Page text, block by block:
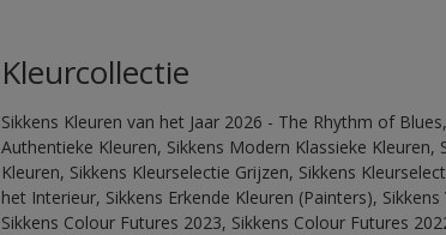
Kleurcollectie
Sikkens Kleuren van het Jaar 2026 - The Rhythm of
Authentieke Kleuren, Sikkens Modern Klassieke Kleuren,
Kleuren, Sikkens Kleurselectie Grijzen, Sikkens
het Interieur, Sikkens Erkende Kleuren (Painters),
Sikkens Colour Futures 2023, Sikkens Colour Futures